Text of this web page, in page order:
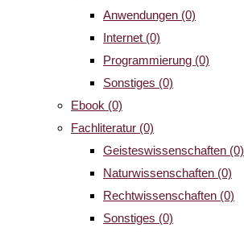
Anwendungen (0)
Internet (0)
Programmierung (0)
Sonstiges (0)
Ebook (0)
Fachliteratur (0)
Geisteswissenschaften (0)
Naturwissenschaften (0)
Rechtwissenschaften (0)
Sonstiges (0)